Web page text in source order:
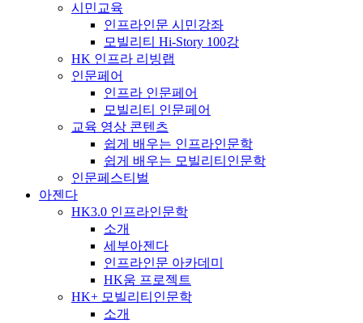
시민교육
인프라인문 시민강좌
모빌리티 Hi-Story 100강
HK 인프라 리빙랩
인문페어
인프라 인문페어
모빌리티 인문페어
교육 영상 콘텐츠
쉽게 배우는 인프라인문학
쉽게 배우는 모빌리티인문학
인문페스티벌
아젠다
HK3.0 인프라인문학
소개
세부아젠다
인프라인문 아카데미
HK움 프로젝트
HK+ 모빌리티인문학
소개